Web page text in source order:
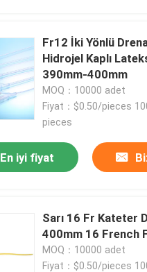
Fr12 İki Yönlü
Hidrojel Kaplı
390mm-400mm
MOQ：10000 adet
Fiyat：$0.50/pieces
pieces
En iyi fiyat
Sarı 16 Fr Kateter
400mm 16 French
MOQ：10000 adet
Fiyat：$0.50/pieces